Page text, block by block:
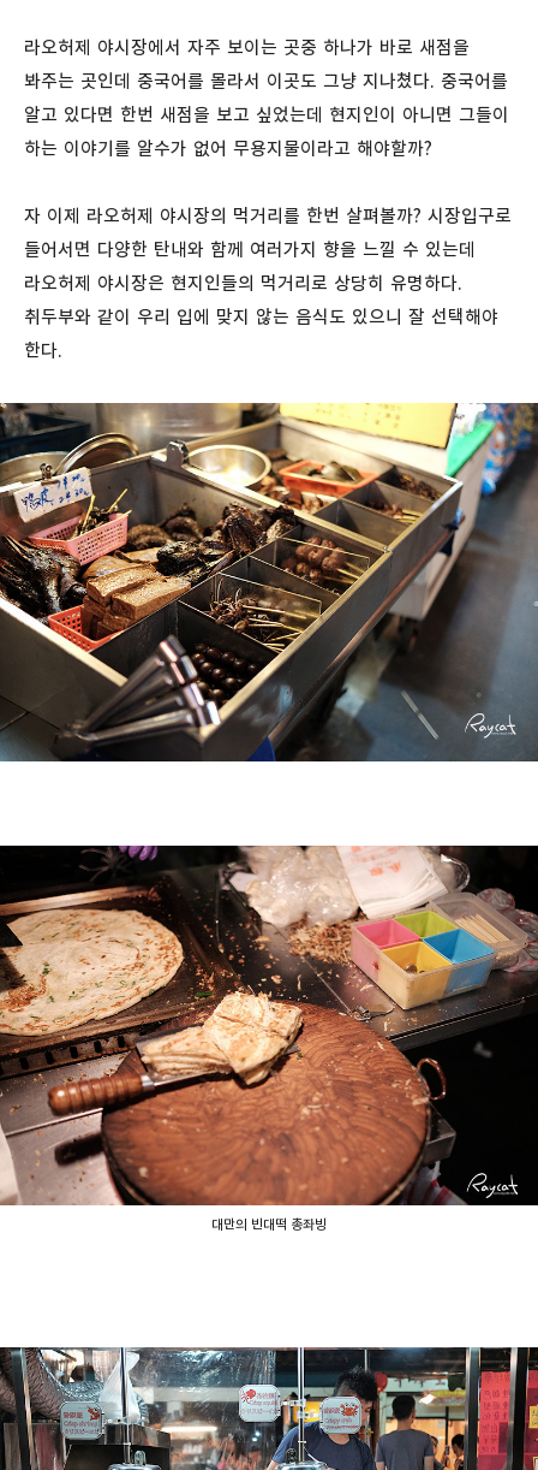
라오허제 야시장에서 자주 보이는 곳중 하나가 바로 새점을
봐주는 곳인데 중국어를 몰라서 이곳도 그냥 지나쳤다. 중국어를
알고 있다면 한번 새점을 보고 싶었는데 현지인이 아니면 그들이
하는 이야기를 알수가 없어 무용지물이라고 해야할까?
자 이제 라오허제 야시장의 먹거리를 한번 살펴볼까? 시장입구로
들어서면 다양한 탄내와 함께 여러가지 향을 느낄 수 있는데
라오허제 야시장은 현지인들의 먹거리로 상당히 유명하다.
취두부와 같이 우리 입에 맞지 않는 음식도 있으니 잘 선택해야
한다.
대만의 빈대떡 총좌빙